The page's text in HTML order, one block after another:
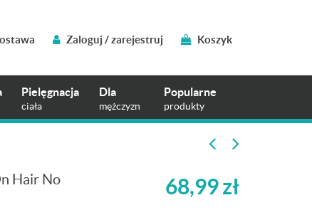
Zaloguj / zarejestruj Koszyk
Pielęgnacja
ciała
Dla
mężczyzn
Popularne
produkty
Hair No
68,99zł